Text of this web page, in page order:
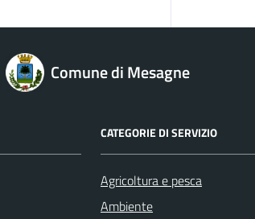
Comune di Mesagne
CATEGORIE DI SERVIZIO
Agricoltura e pesca
Ambiente